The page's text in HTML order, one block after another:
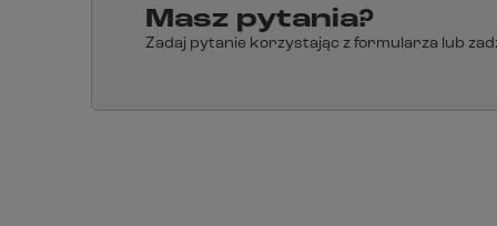
Masz pytania?
Zadaj pytanie korzystając z formularza lub